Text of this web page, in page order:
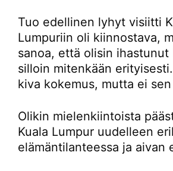
Tuo edellinen lyhyt visiitti
Lumpuriin oli kiinnostava,
sanoa, että olisin ihastunut
silloin mitenkään
kiva kokemus, mutta ei
Olikin mielenkiintoista
Kuala Lumpur uudelleen
elämäntilanteessa ja aivan